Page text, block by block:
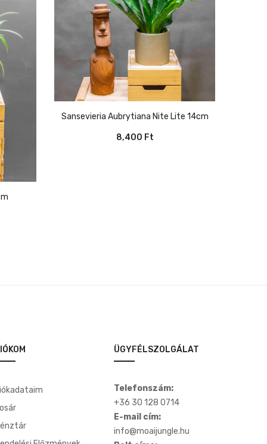
Sansevieria Aubrytiana Nite Lite 14cm
8,400 Ft
ÜGYFÉLSZOLGÁLAT
Telefonszám:
+36 30 128 0714
E-mail cím:
info@moaijungle.hu